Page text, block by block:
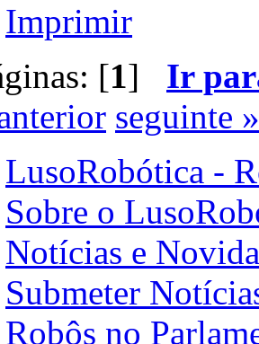
Imprimir
[1] Ir
seguinte »
LusoRobótica -
Sobre o
Notícias e
Submeter
Robôs no